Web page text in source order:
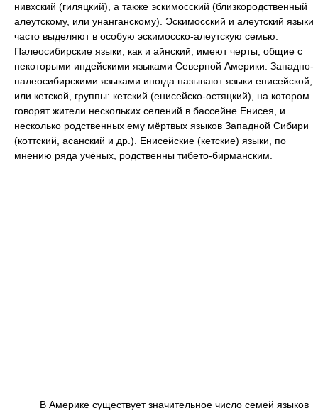
нивхский (гиляцкий), а также эскимосский (близкородственный
алеутскому, или унанганскому). Эскимосский и алеутский языки
часто выделяют в особую эскимосско-алеутскую семью.
Палеосибирские языки, как и айнский, имеют черты, общие с
некоторыми индейскими языками Северной Америки. Западно-
палеосибирскими языками иногда называют языки енисейской,
или кетской, группы: кетский (енисейско-остяцкий), на котором
говорят жители нескольких селений в бассейне Енисея, и
несколько родственных ему мёртвых языков Западной Сибири
(коттский, асанский и др.). Енисейские (кетские) языки, по
мнению ряда учёных, родственны тибето-бирманским.
В Америке существует значительное число семей языков